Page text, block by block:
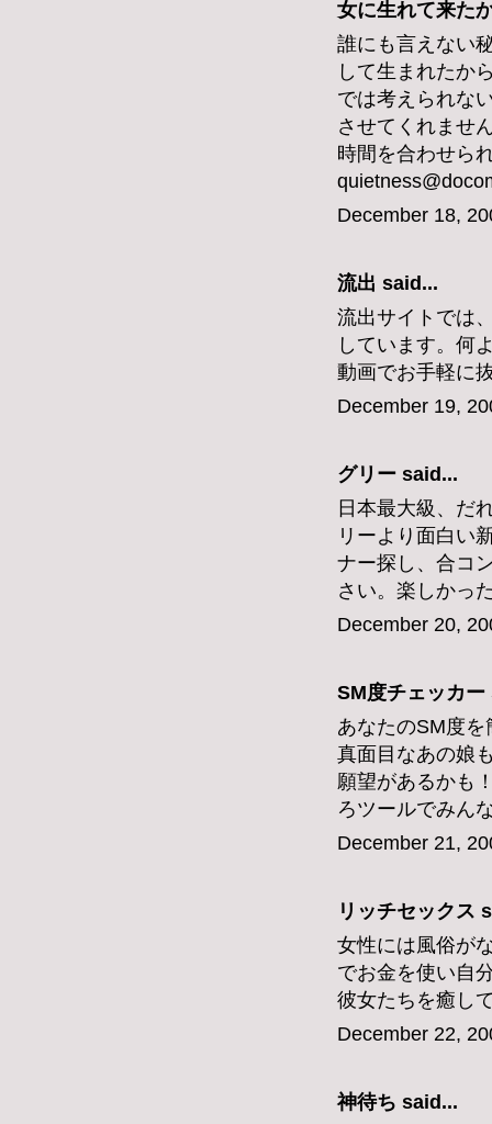
女に生れて来た
誰にも言えない
して生まれたか
では考えられな
させてくれませ
時間を合わせら
December 18,
流出 said...
流出サイトでは
しています。何
動画でお手軽に
December 19,
グリー said...
日本最大級、だ
リーより面白い
ナー探し、合コ
さい。楽しかっ
December 20,
SM度チェッカー
あなたのSM度
真面目なあの娘
願望があるかも
ろツールでみん
December 21,
リッチセックス
女性には風俗が
でお金を使い自
彼女たちを癒し
December 22,
神待ち said...